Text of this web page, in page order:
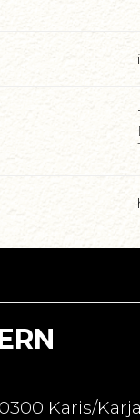
Karis/